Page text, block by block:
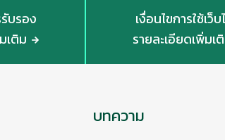
บรอง
เติม
เงื่อนไขการใช้เว็
รายละเอียดเพิ่มเ
บทความ